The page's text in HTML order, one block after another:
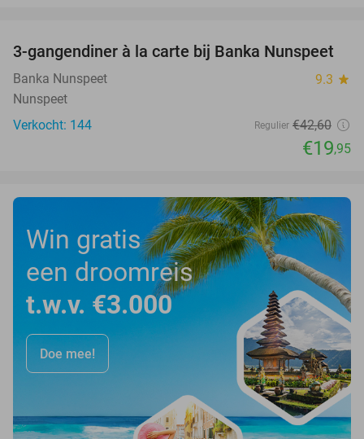
53%
3-gangendiner à la carte bij Banka Nunspeet
Banka Nunspeet 9.3 star
Nunspeet
Verkocht: 144
Regulier €42,60
€19,95
Win gratis
een droomreis
t.w.v. €3.000
Doe mee!